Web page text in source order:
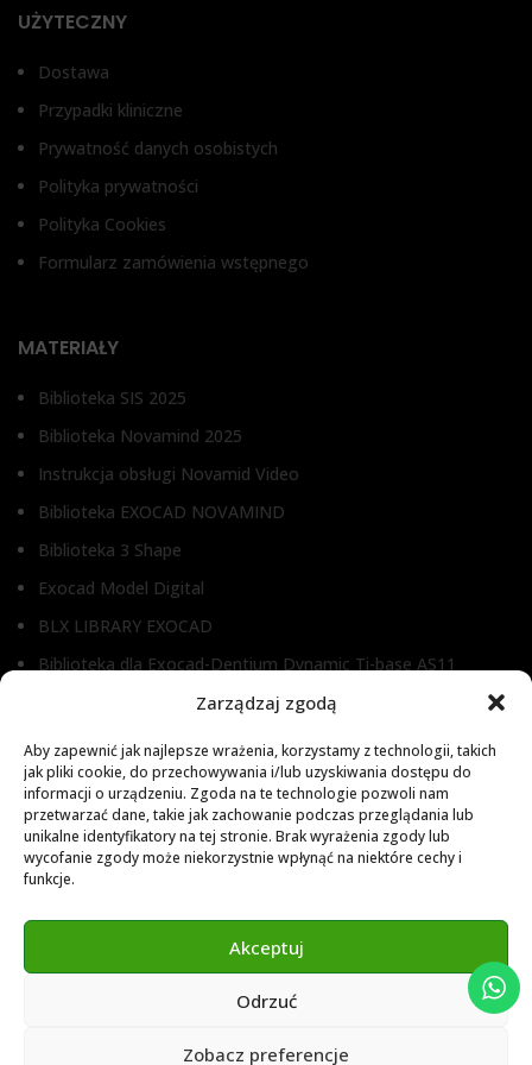
Zarządzaj zgodą
Aby zapewnić jak najlepsze wrażenia, korzystamy z technologii, takich
jak pliki cookie, do przechowywania i/lub uzyskiwania dostępu do
informacji o urządzeniu. Zgoda na te technologie pozwoli nam
przetwarzać dane, takie jak zachowanie podczas przeglądania lub
unikalne identyfikatory na tej stronie. Brak wyrażenia zgody lub
wycofanie zgody może niekorzystnie wpłynąć na niektóre cechy i
funkcje.
Akceptuj
Odrzuć
Zobacz preferencje
UŻYTECZNY
Dostawa
Przypadki kliniczne
Prywatność danych osobistych
Polityka prywatności
Polityka Cookies
Formularz zamówienia wstępnego
MATERIAŁY
Biblioteka SIS 2025
Biblioteka Novamind 2025
Instrukcja obsługi Novamid Video
Biblioteka EXOCAD NOVAMIND
Biblioteka 3 Shape
Exocad Model Digital
BLX LIBRARY EXOCAD
Biblioteka dla Exocad-Dentium Dynamic Ti-base AS11
Biblioteka dla Dental Wings
Biblioteka dla Exocad
Exocad Novamaind library 3.2
3Shape 2024 Library
Exocad 2024 Library
Novamind bredent blueski 2025
© 2024 Abutment Implants PL. All rights reserved